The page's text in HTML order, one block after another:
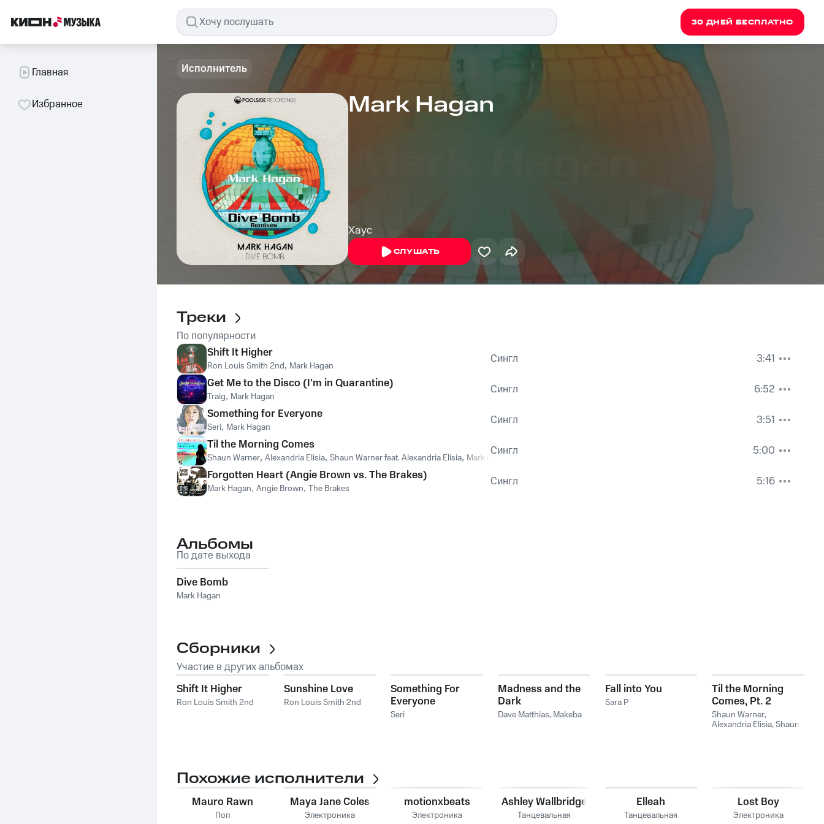
30 ДНЕЙ БЕСПЛАТНО
Главная
Избранное
Исполнитель
Mark Hagan
Хаус
СЛУШАТЬ
Треки
По популярности
Shift It Higher
Ron Louis Smith 2nd, Mark Hagan Сингл
3:41
Get Me to the Disco (I'm in Quarantine)
Traig, Mark Hagan Сингл
6:52
Something for Everyone
Seri, Mark Hagan Сингл
3:51
Til the Morning Comes
Shaun Warner, Alexandria Elisia, Shaun Warner feat. Alexandria Elisia, Mark HaganСингл
5:00
Forgotten Heart (Angie Brown vs. The Brakes)
Mark Hagan, Angie Brown, The Brakes Сингл 5:16
Альбомы
По дате выхода
Dive Bomb
Mark Hagan
Сборники
Участие в других альбомах
Shift It Higher
Ron Louis Smith 2nd
Sunshine Love
Ron Louis Smith 2nd
Something For
Everyone
Seri
Madness and the
Dark
Dave Matthias, Makeba
Fall into You
Sara P
Til the Morning
Comes, Pt. 2
Shaun Warner,
Alexandria Elisia,Shaun
Похожие исполнители
Mauro Rawn
Поп
Maya Jane Coles
Электроника
motionxbeats
Электроника
Ashley Wallbridge
Танцевальная
Elleah
Танцевальная
Lost Boy
Электроника